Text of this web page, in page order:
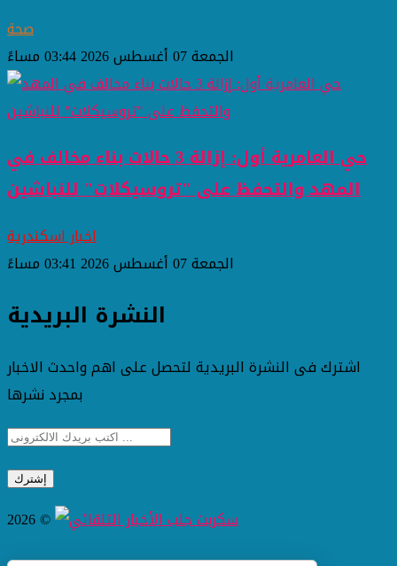
صحة
الجمعة 07 أغسطس 2026 03:44 مساءً
حي العامرية أول: إزالة 3 حالات بناء مخالف في
المهد والتحفظ على "تروسيكلات" للنباشين
اخبار اسكندرية
الجمعة 07 أغسطس 2026 03:41 مساءً
النشرة البريدية
اشترك فى النشرة البريدية لتحصل على اهم واحدث الاخبار
بمجرد نشرها
2026 ©